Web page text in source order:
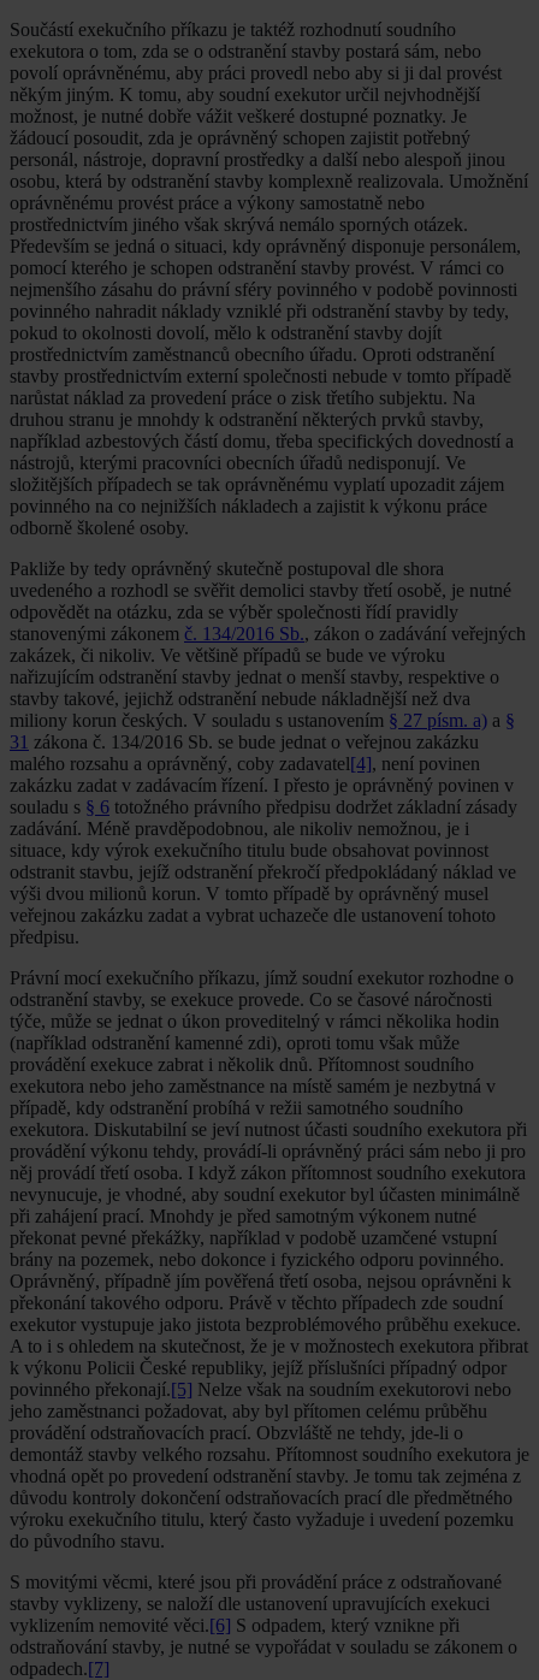
Součástí exekučního příkazu je taktéž rozhodnutí soudního
exekutora o tom, zda se o odstranění stavby postará sám, nebo
povolí oprávněnému, aby práci provedl nebo aby si ji dal provést
někým jiným. K tomu, aby soudní exekutor určil nejvhodnější
možnost, je nutné dobře vážit veškeré dostupné poznatky. Je
žádoucí posoudit, zda je oprávněný schopen zajistit potřebný
personál, nástroje, dopravní prostředky a další nebo alespoň jinou
osobu, která by odstranění stavby komplexně realizovala. Umožnění
oprávněnému provést práce a výkony samostatně nebo
prostřednictvím jiného však skrývá nemálo sporných otázek.
Především se jedná o situaci, kdy oprávněný disponuje personálem,
pomocí kterého je schopen odstranění stavby provést. V rámci co
nejmenšího zásahu do právní sféry povinného v podobě povinnosti
povinného nahradit náklady vzniklé při odstranění stavby by tedy,
pokud to okolnosti dovolí, mělo k odstranění stavby dojít
prostřednictvím zaměstnanců obecního úřadu. Oproti odstranění
stavby prostřednictvím externí společnosti nebude v tomto případě
narůstat náklad za provedení práce o zisk třetího subjektu. Na
druhou stranu je mnohdy k odstranění některých prvků stavby,
například azbestových částí domu, třeba specifických dovedností a
nástrojů, kterými pracovníci obecních úřadů nedisponují. Ve
složitějších případech se tak oprávněnému vyplatí upozadit zájem
povinného na co nejnižších nákladech a zajistit k výkonu práce
odborně školené osoby.
Pakliže by tedy oprávněný skutečně postupoval dle shora
uvedeného a rozhodl se svěřit demolici stavby třetí osobě, je nutné
odpovědět na otázku, zda se výběr společnosti řídí pravidly
stanovenými zákonem č. 134/2016 Sb., zákon o zadávání veřejných
zakázek, či nikoliv. Ve většině případů se bude ve výroku
nařizujícím odstranění stavby jednat o menší stavby, respektive o
stavby takové, jejichž odstranění nebude nákladnější než dva
miliony korun českých. V souladu s ustanovením § 27 písm. a) a §
31 zákona č. 134/2016 Sb. se bude jednat o veřejnou zakázku
malého rozsahu a oprávněný, coby zadavatel[4], není povinen
zakázku zadat v zadávacím řízení. I přesto je oprávněný povinen v
souladu s § 6 totožného právního předpisu dodržet základní zásady
zadávání. Méně pravděpodobnou, ale nikoliv nemožnou, je i
situace, kdy výrok exekučního titulu bude obsahovat povinnost
odstranit stavbu, jejíž odstranění překročí předpokládaný náklad ve
výši dvou milionů korun. V tomto případě by oprávněný musel
veřejnou zakázku zadat a vybrat uchazeče dle ustanovení tohoto
předpisu.
Právní mocí exekučního příkazu, jímž soudní exekutor rozhodne o
odstranění stavby, se exekuce provede. Co se časové náročnosti
týče, může se jednat o úkon proveditelný v rámci několika hodin
(například odstranění kamenné zdi), oproti tomu však může
provádění exekuce zabrat i několik dnů. Přítomnost soudního
exekutora nebo jeho zaměstnance na místě samém je nezbytná v
případě, kdy odstranění probíhá v režii samotného soudního
exekutora. Diskutabilní se jeví nutnost účasti soudního exekutora při
provádění výkonu tehdy, provádí-li oprávněný práci sám nebo ji pro
něj provádí třetí osoba. I když zákon přítomnost soudního exekutora
nevynucuje, je vhodné, aby soudní exekutor byl účasten minimálně
při zahájení prací. Mnohdy je před samotným výkonem nutné
překonat pevné překážky, například v podobě uzamčené vstupní
brány na pozemek, nebo dokonce i fyzického odporu povinného.
Oprávněný, případně jím pověřená třetí osoba, nejsou oprávněni k
překonání takového odporu. Právě v těchto případech zde soudní
exekutor vystupuje jako jistota bezproblémového průběhu exekuce.
A to i s ohledem na skutečnost, že je v možnostech exekutora přibrat
k výkonu Policii České republiky, jejíž příslušníci případný odpor
povinného překonají.[5] Nelze však na soudním exekutorovi nebo
jeho zaměstnanci požadovat, aby byl přítomen celému průběhu
provádění odstraňovacích prací. Obzvláště ne tehdy, jde-li o
demontáž stavby velkého rozsahu. Přítomnost soudního exekutora je
vhodná opět po provedení odstranění stavby. Je tomu tak zejména z
důvodu kontroly dokončení odstraňovacích prací dle předmětného
výroku exekučního titulu, který často vyžaduje i uvedení pozemku
do původního stavu.
S movitými věcmi, které jsou při provádění práce z odstraňované
stavby vyklizeny, se naloží dle ustanovení upravujících exekuci
vyklizením nemovité věci.[6] S odpadem, který vznikne při
odstraňování stavby, je nutné se vypořádat v souladu se zákonem o
odpadech.[7]